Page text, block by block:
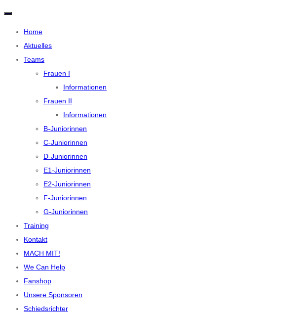
N
Home
Aktuelles
Teams
Frauen I
Informationen
Frauen II
Informationen
B-Juniorinnen
C-Juniorinnen
D-Juniorinnen
E1-Juniorinnen
E2-Juniorinnen
F-Juniorinnen
G-Juniorinnen
Training
Kontakt
MACH MIT!
We Can Help
Fanshop
Unsere Sponsoren
Schiedsrichter